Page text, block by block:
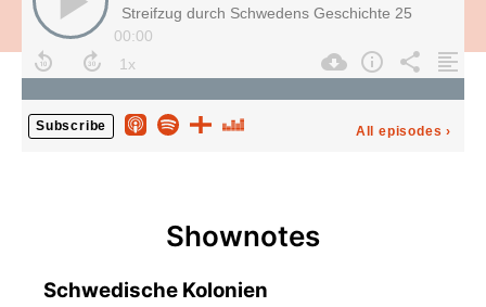
Streifzug durch Schwedens Geschichte 25
00:00
Subscribe All episodes ›
Shownotes
Schwedische Kolonien